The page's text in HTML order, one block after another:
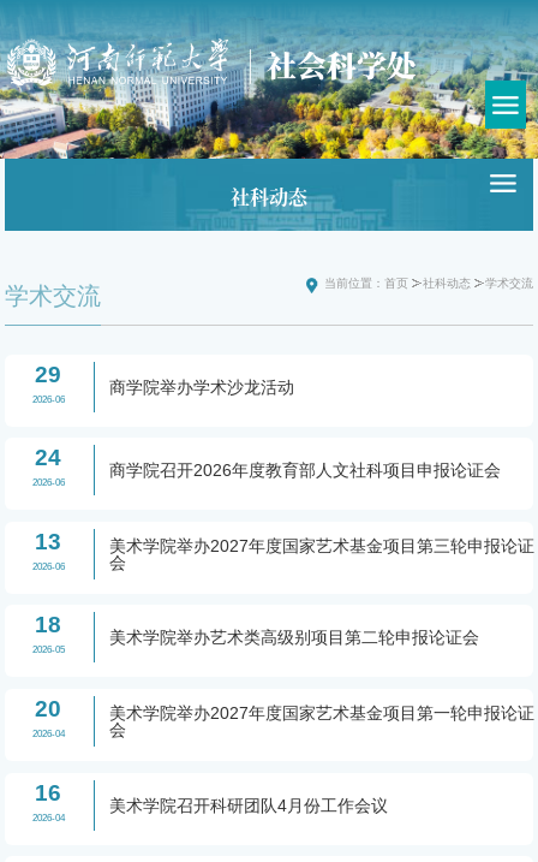
社科动态
当前位置： 首页 社科动态 学术交流
学术交流
29
2026-06
商学院举办学术沙龙活动
24
2026-06
商学院召开2026年度教育部人文社科项目申报论证会
13
2026-06
美术学院举办2027年度国家艺术基金项目第三轮申报论证
会
18
2026-05
美术学院举办艺术类高级别项目第二轮申报论证会
20
2026-04
美术学院举办2027年度国家艺术基金项目第一轮申报论证
会
16
2026-04
美术学院召开科研团队4月份工作会议